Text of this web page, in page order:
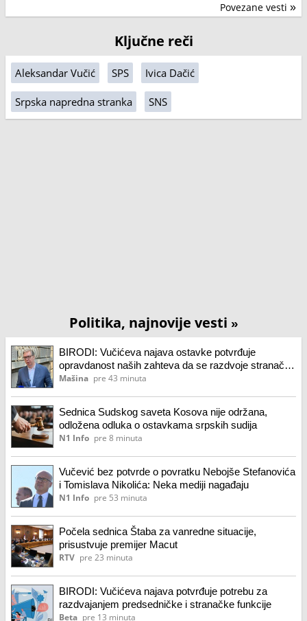
Povezane vesti »
Ključne reči
Aleksandar Vučić SPS Ivica Dačić
Srpska napredna stranka SNS
Politika, najnovije vesti »
BIRODI: Vučićeva najava ostavke potvrđuje
opravdanost naših zahteva da se razdvoje stranačka
i državna funkcija
Mašina pre 43 minuta
Sednica Sudskog saveta Kosova nije održana,
odložena odluka o ostavkama srpskih sudija
N1 Info pre 8 minuta
Vučević bez potvrde o povratku Nebojše Stefanovića
i Tomislava Nikolića: Neka mediji nagađaju
N1 Info pre 53 minuta
Počela sednica Štaba za vanredne situacije,
prisustvuje premijer Macut
RTV pre 23 minuta
BIRODI: Vučićeva najava potvrđuje potrebu za
razdvajanjem predsedničke i stranačke funkcije
Beta pre 13 minuta